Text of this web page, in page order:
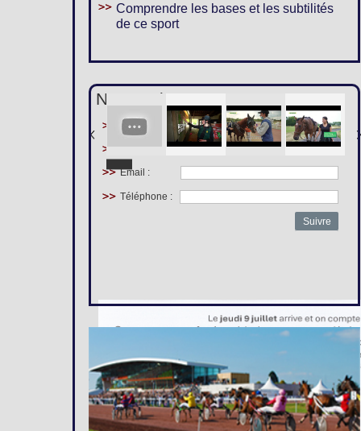
Comprendre les bases et les subtilités
de ce sport
Nous suivre :
Prénom :
Nom :
Email :
Téléphone :
Suivre